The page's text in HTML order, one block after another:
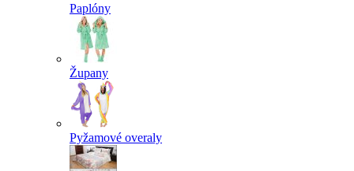
Paplóny
Župany
Pyžamové overaly